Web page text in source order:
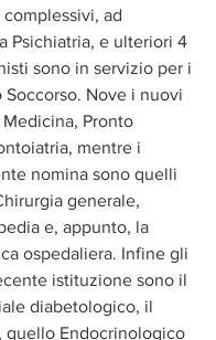
ad
Psichiatria, e ulteriori 4
sono in servizio per i
Nove i nuovi
Pronto
mentre i
nomina sono quelli
generale,
e, appunto, la
ospedaliera. Infine gli
istituzione sono il
diabetologico, il
quello Endocrinologico